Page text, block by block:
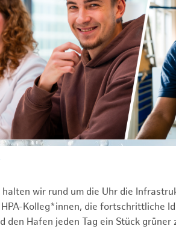
wir rund um die Uhr die
Kolleg*innen, die fortschrittliche
Hafen jeden Tag ein Stück grüner